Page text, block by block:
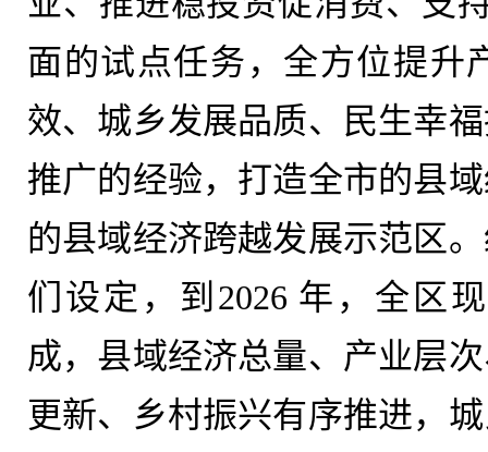
面的试点任务，全方位提升
效、城乡发展品质、民生幸
推广的经验，打造全市的县
的县域经济跨越发展示范区
们设定，到2026 年，全区
成，县域经济总量、产业层
更新、乡村振兴有序推进，